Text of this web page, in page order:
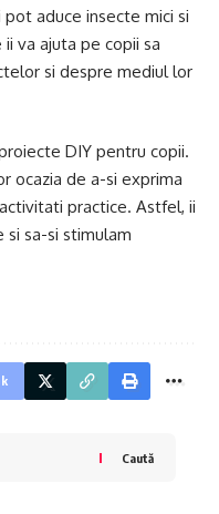
aduce insecte mici si
va ajuta pe copii sa
si despre mediul lor
DIY pentru copii.
ocazia de a-si exprima
practice. Astfel, ii
sa-si stimulam
Caută